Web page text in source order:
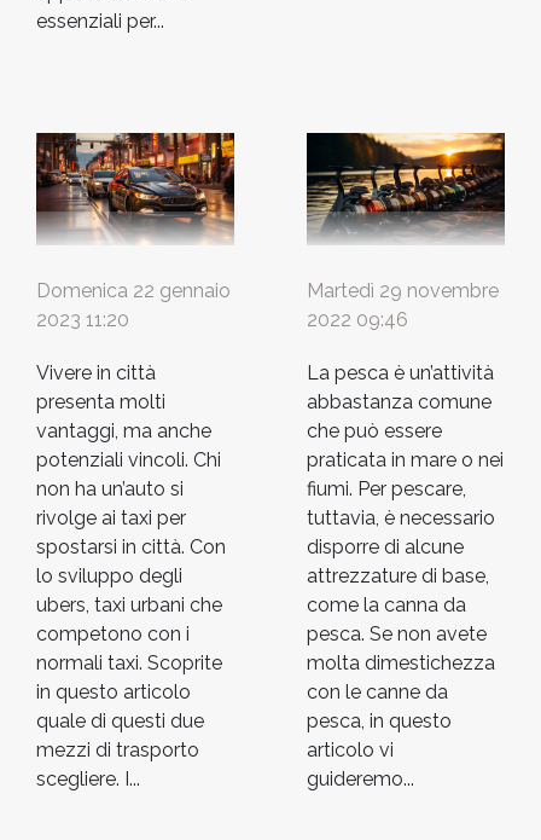
essenziali per...
Domenica 22 gennaio
2023 11:20
Vivere in città
presenta molti
vantaggi, ma anche
potenziali vincoli. Chi
non ha un’auto si
rivolge ai taxi per
spostarsi in città. Con
lo sviluppo degli
ubers, taxi urbani che
competono con i
normali taxi. Scoprite
in questo articolo
quale di questi due
mezzi di trasporto
scegliere. I...
Martedì 29 novembre
2022 09:46
La pesca è un’attività
abbastanza comune
che può essere
praticata in mare o nei
fiumi. Per pescare,
tuttavia, è necessario
disporre di alcune
attrezzature di base,
come la canna da
pesca. Se non avete
molta dimestichezza
con le canne da
pesca, in questo
articolo vi
guideremo...